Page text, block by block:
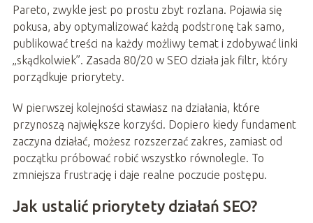
Pareto, zwykle jest po prostu zbyt rozlana. Pojawia się
pokusa, aby optymalizować każdą podstronę tak samo,
publikować treści na każdy możliwy temat i zdobywać linki
„skądkolwiek”. Zasada 80/20 w SEO działa jak filtr, który
porządkuje priorytety.
W pierwszej kolejności stawiasz na działania, które
przynoszą największe korzyści. Dopiero kiedy fundament
zaczyna działać, możesz rozszerzać zakres, zamiast od
początku próbować robić wszystko równolegle. To
zmniejsza frustrację i daje realne poczucie postępu.
Jak ustalić priorytety działań SEO?